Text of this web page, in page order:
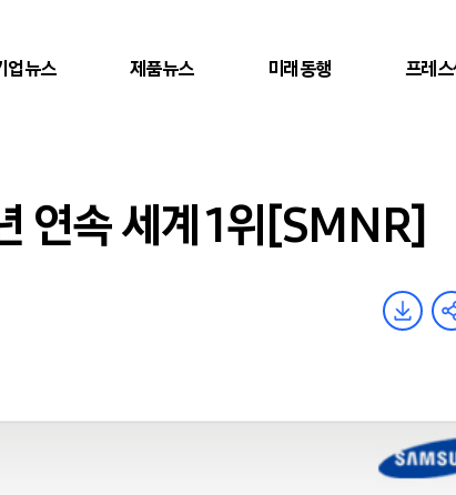
업뉴스 제품뉴스 미래동행 프레
연속 세계 1위[SMNR]